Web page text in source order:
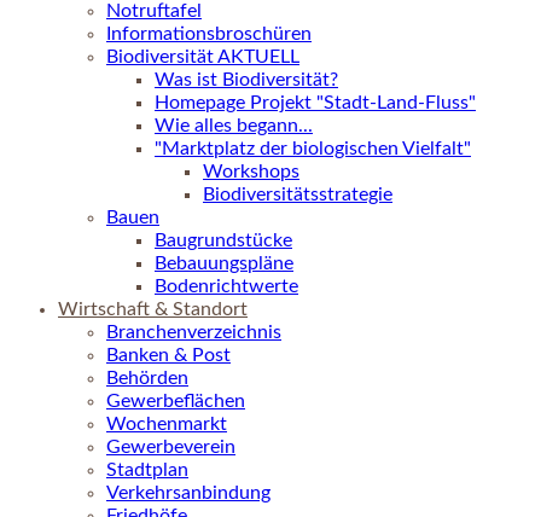
Notruftafel
Informationsbroschüren
Biodiversität AKTUELL
Was ist Biodiversität?
Homepage Projekt "Stadt-Land-Fluss"
Wie alles begann...
"Marktplatz der biologischen Vielfalt"
Workshops
Biodiversitätsstrategie
Bauen
Baugrundstücke
Bebauungspläne
Bodenrichtwerte
Wirtschaft & Standort
Branchenverzeichnis
Banken & Post
Behörden
Gewerbeflächen
Wochenmarkt
Gewerbeverein
Stadtplan
Verkehrsanbindung